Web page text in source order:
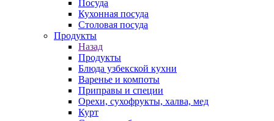
Посуда
Кухонная посуда
Столовая посуда
Продукты
Назад
Продукты
Блюда узбекской кухни
Варенье и компоты
Приправы и специи
Орехи, сухофрукты, халва, мед
Курт